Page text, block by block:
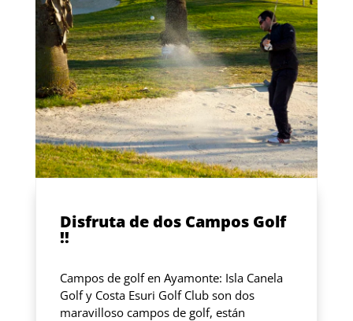
Disfruta de dos Campos Golf
!!
Campos de golf en Ayamonte: Isla Canela
Golf y Costa Esuri Golf Club son dos
maravilloso campos de golf, están